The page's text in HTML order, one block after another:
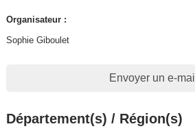
Organisateur :
Sophie Giboulet
Envoyer un e-mail
Département(s) / Région(s)